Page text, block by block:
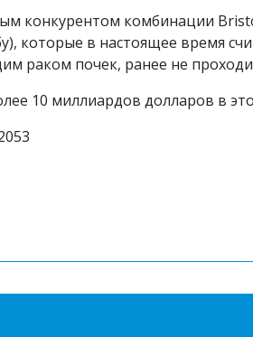
конкурентом комбинации
которые в настоящее время
раком почек, ранее не
10 миллиардов долларов в